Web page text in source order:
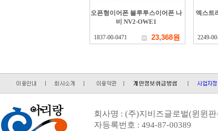
오픈형이어폰 블루투스이어폰 나
비 NV2-OWE1
1837-00-0471 23,368원
엑스트
2249-
회사명 : (주)지비즈글로벌(윈윈
자등록번호 : 494-87-00389